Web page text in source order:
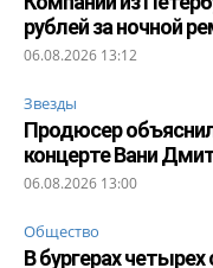
рублей за ночной
06.08.2026 13:12
Звезды
Продюсер
концерте Вани
06.08.2026 13:00
Общество
В бургерах